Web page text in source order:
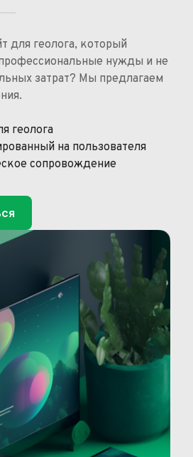
для геолога, который
нужды и не
затрат? Мы предлагаем
геолога
на пользователя
сопровождение